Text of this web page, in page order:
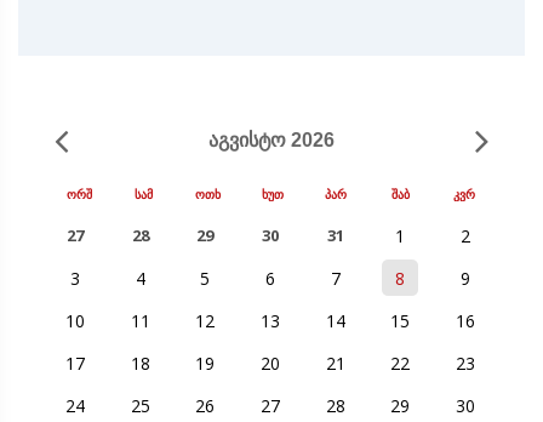
ᲐᲒᲕᲘᲡᲢᲝ 2026
ᲝᲠᲨ ᲡᲐᲛ ᲝᲗᲮ ᲮᲣᲗ ᲞᲐᲠ ᲨᲐᲑ ᲙᲕᲠ
27 28 29 30 31 1
2
3
4 5 6 7 8
9
10
11 12 13 14 15
16
17
18 19 20 21 22
23
24
25 26 27 28 29
30